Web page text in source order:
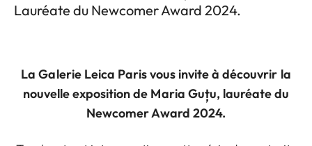
Lauréate du Newcomer Award 2024.
La Galerie Leica Paris vous invite à découvrir la
nouvelle exposition de Maria Guțu, lauréate du
Newcomer Award 2024.